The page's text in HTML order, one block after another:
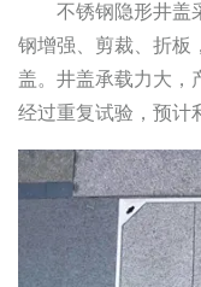
不锈钢隐形井盖
钢增强、剪裁、折板
盖。井盖承载力大，
经过重复试验，预计